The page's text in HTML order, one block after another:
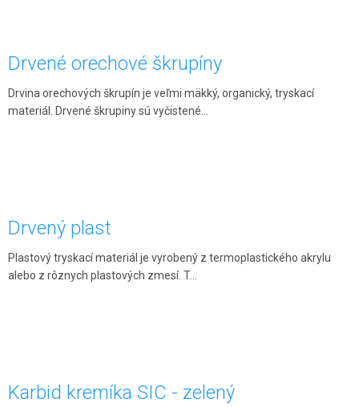
Drvené orechové škrupíny
Drvina orechových škrupín je veľmi mäkký, organický, tryskací
materiál. Drvené škrupiny sú vyčistené...
Drvený plast
Plastový tryskací materiál je vyrobený z termoplastického akrylu
alebo z rôznych plastových zmesí. T...
Karbid kremíka SIC - zelený